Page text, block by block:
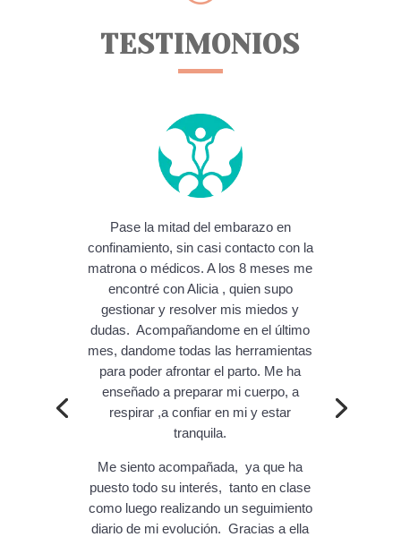
TESTIMONIOS
Pase la mitad del embarazo en
confinamiento, sin casi contacto con la
matrona o médicos. A los 8 meses me
encontré con Alicia , quien supo
gestionar y resolver mis miedos y
dudas. Acompañandome en el último
mes, dandome todas las herramientas
para poder afrontar el parto. Me ha
enseñado a preparar mi cuerpo, a
respirar ,a confiar en mi y estar
tranquila.
Me siento acompañada, ya que ha
puesto todo su interés, tanto en clase
como luego realizando un seguimiento
diario de mi evolución. Gracias a ella